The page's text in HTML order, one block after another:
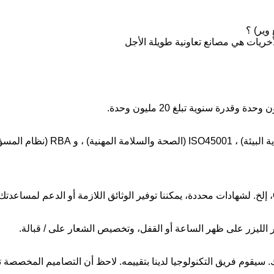
هي مصانع تعاونية طويلة الأجل
الليزر على ظهر الساعة أو القفل، وتخصيص الشعار على / قبالة.
سيقوم فريق التكنولوجيا لدينا بتقييمه. لاحظ أن التصاميم